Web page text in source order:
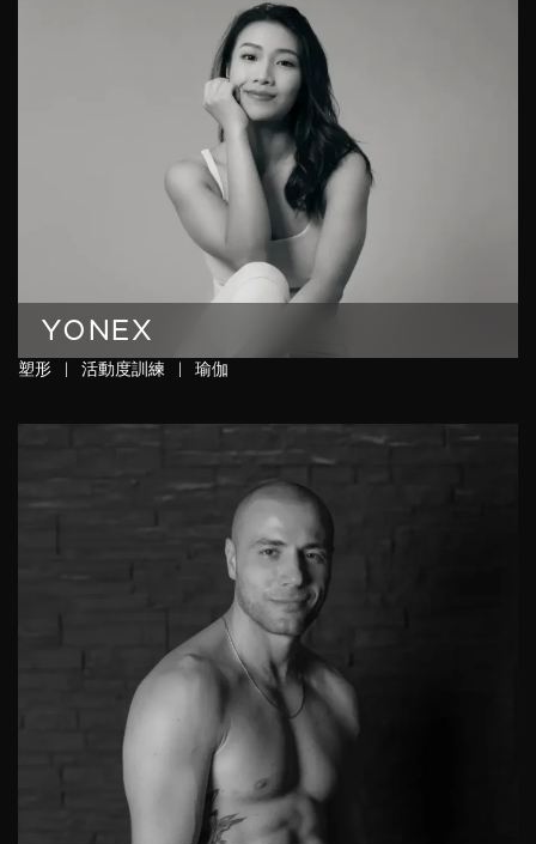
YONEX
塑形 活動度訓練 瑜伽